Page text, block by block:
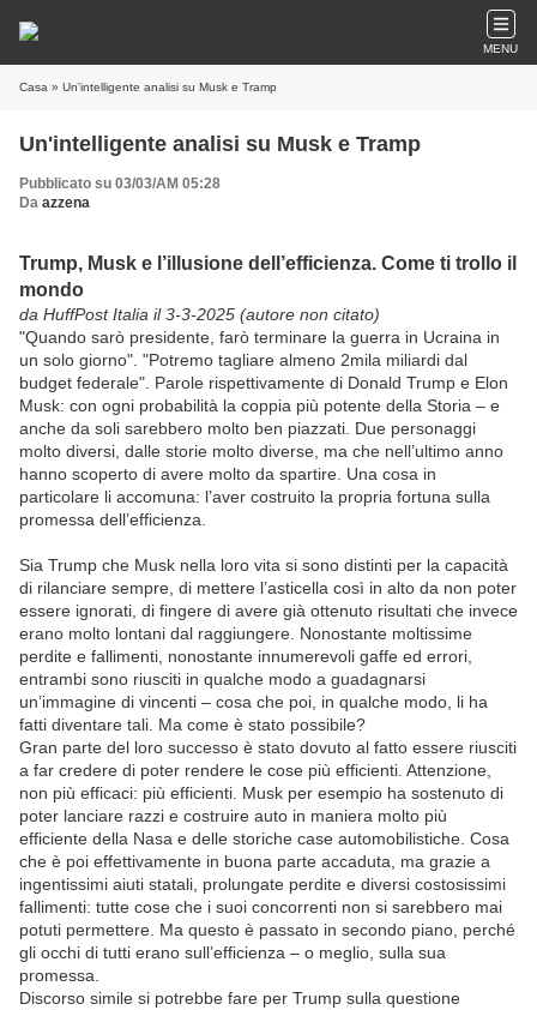
MENU
Casa » Un'intelligente analisi su Musk e Tramp
Un'intelligente analisi su Musk e Tramp
Pubblicato su 03/03/AM 05:28
Da azzena
Trump, Musk e l’illusione dell’efficienza. Come ti trollo il
mondo
da HuffPost Italia il 3-3-2025 (autore non citato)
"Quando sarò presidente, farò terminare la guerra in Ucraina in
un solo giorno". "Potremo tagliare almeno 2mila miliardi dal
budget federale". Parole rispettivamente di Donald Trump e Elon
Musk: con ogni probabilità la coppia più potente della Storia – e
anche da soli sarebbero molto ben piazzati. Due personaggi
molto diversi, dalle storie molto diverse, ma che nell’ultimo anno
hanno scoperto di avere molto da spartire. Una cosa in
particolare li accomuna: l’aver costruito la propria fortuna sulla
promessa dell’efficienza.
Sia Trump che Musk nella loro vita si sono distinti per la capacità
di rilanciare sempre, di mettere l’asticella così in alto da non poter
essere ignorati, di fingere di avere già ottenuto risultati che invece
erano molto lontani dal raggiungere. Nonostante moltissime
perdite e fallimenti, nonostante innumerevoli gaffe ed errori,
entrambi sono riusciti in qualche modo a guadagnarsi
un’immagine di vincenti – cosa che poi, in qualche modo, li ha
fatti diventare tali. Ma come è stato possibile?
Gran parte del loro successo è stato dovuto al fatto essere riusciti
a far credere di poter rendere le cose più efficienti. Attenzione,
non più efficaci: più efficienti. Musk per esempio ha sostenuto di
poter lanciare razzi e costruire auto in maniera molto più
efficiente della Nasa e delle storiche case automobilistiche. Cosa
che è poi effettivamente in buona parte accaduta, ma grazie a
ingentissimi aiuti statali, prolungate perdite e diversi costosissimi
fallimenti: tutte cose che i suoi concorrenti non si sarebbero mai
potuti permettere. Ma questo è passato in secondo piano, perché
gli occhi di tutti erano sull’efficienza – o meglio, sulla sua
promessa.
Discorso simile si potrebbe fare per Trump sulla questione